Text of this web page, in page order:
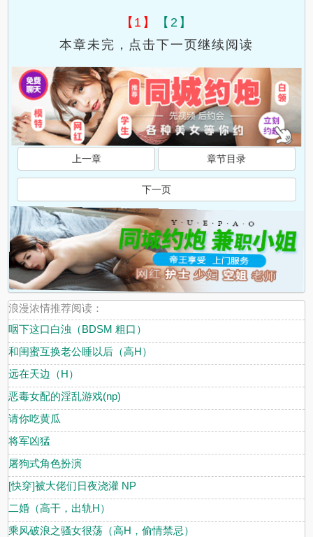
【1】
【2】
本章未完，点击下一页继续阅读
上一章 章节目录
下一页
浪漫浓情推荐阅读：
咽下这口白浊（BDSM 粗口）
和闺蜜互换老公睡以后（高H）
远在天边（H）
恶毒女配的淫乱游戏(np)
请你吃黄瓜
将军凶猛
屠狗式角色扮演
[快穿]被大佬们日夜浇灌 NP
二婚（高干，出轨H）
乘风破浪之骚女很荡（高H，偷情禁忌）